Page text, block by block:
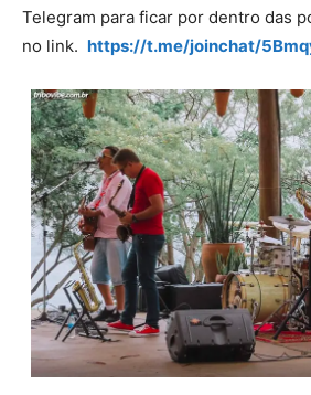
Telegram para ficar por dentro das
no link. https://t.me/joinchat/